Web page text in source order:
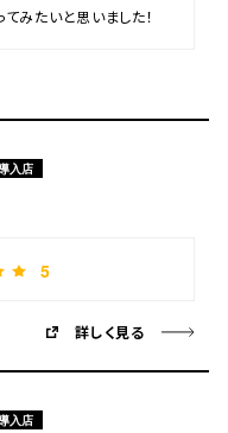
みたいと思いました！
入店
5
詳しく見る
入店